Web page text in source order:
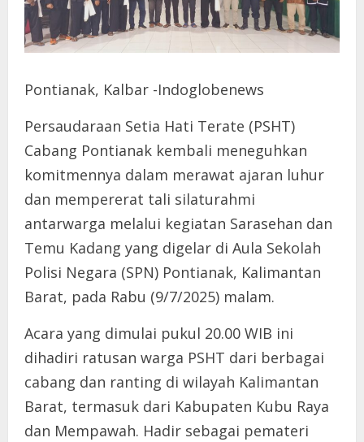
Pontianak, Kalbar -Indoglobenews
Persaudaraan Setia Hati Terate (PSHT)
Cabang Pontianak kembali meneguhkan
komitmennya dalam merawat ajaran luhur
dan mempererat tali silaturahmi
antarwarga melalui kegiatan Sarasehan dan
Temu Kadang yang digelar di Aula Sekolah
Polisi Negara (SPN) Pontianak, Kalimantan
Barat, pada Rabu (9/7/2025) malam.
Acara yang dimulai pukul 20.00 WIB ini
dihadiri ratusan warga PSHT dari berbagai
cabang dan ranting di wilayah Kalimantan
Barat, termasuk dari Kabupaten Kubu Raya
dan Mempawah. Hadir sebagai pemateri